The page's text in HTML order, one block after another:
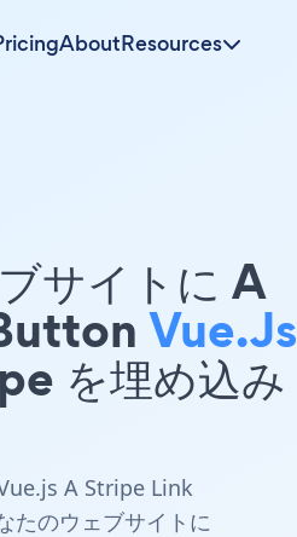
AboutResources
サイトに A
Vue.js
を埋め込み
A Stripe Link
のウェブサイトに